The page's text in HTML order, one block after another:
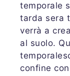
temporale
tarda sera
verrà a
al suolo.
confine